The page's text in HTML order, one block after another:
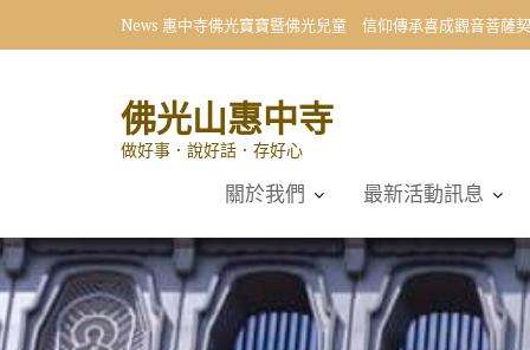
News 惠中寺佛光寶寶暨佛光兒童 信仰傳承喜成觀音菩薩
佛光山惠中寺
做好事．說好話．存好心
關於我們 最新活動訊息